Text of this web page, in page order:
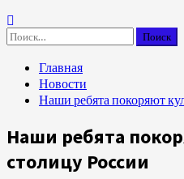
Найти:
Главная
Новости
Наши ребята покоряют
Наши ребята
столицу России